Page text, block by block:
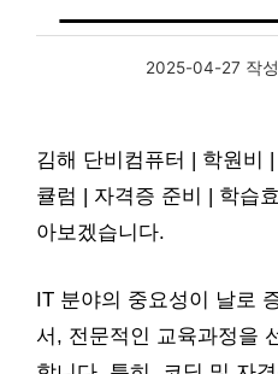
2025-04-27 작
김해 단비컴퓨터 | 학원비
큘럼 | 자격증 준비 | 학습
아보겠습니다.
IT 분야의 중요성이 날로
서, 전문적인 교육과정을